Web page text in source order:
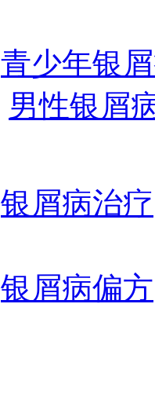
青少年银
男性银屑
银屑病治疗
银屑病偏方